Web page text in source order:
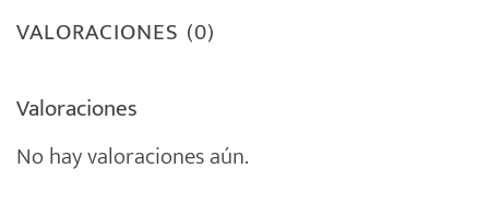
VALORACIONES (0)
Valoraciones
No hay valoraciones aún.